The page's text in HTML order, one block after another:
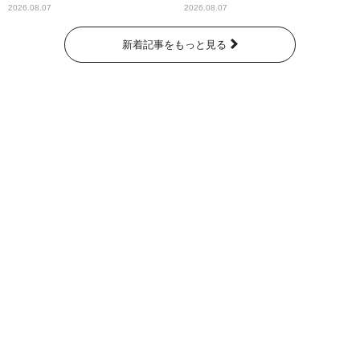
パンプスが合格祈願！
2026.08.07
ー昼ズ』
2026.08.07
新着記事をもっと見る